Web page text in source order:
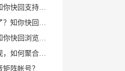
批量已读和图片回复
片发送和AI自动回复
私信AI回复及快捷回复
息？知你客服来解决
阵帐号？